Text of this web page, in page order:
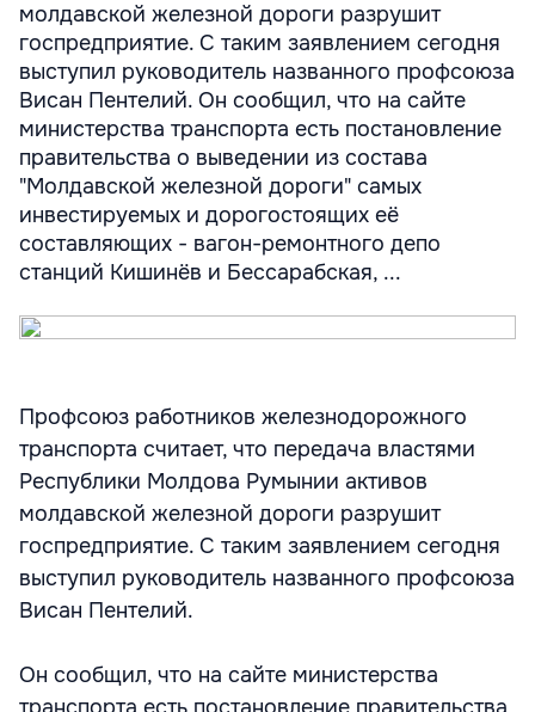
молдавской железной дороги разрушит
госпредприятие. С таким заявлением сегодня
выступил руководитель названного профсоюза
Висан Пентелий. Он сообщил, что на сайте
министерства транспорта есть постановление
правительства о выведении из состава
"Молдавской железной дороги" самых
инвестируемых и дорогостоящих её
составляющих - вагон-ремонтного депо
станций Кишинёв и Бессарабская, ...
Профсоюз работников железнодорожного
транспорта считает, что передача властями
Республики Молдова Румынии активов
молдавской железной дороги разрушит
госпредприятие. С таким заявлением сегодня
выступил руководитель названного профсоюза
Висан Пентелий.
Он сообщил, что на сайте министерства